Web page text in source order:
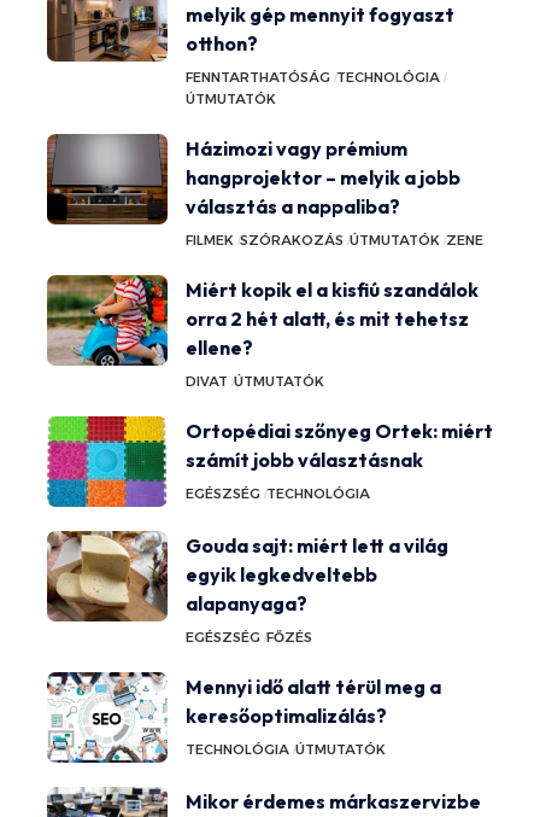
melyik gép mennyit fogyaszt
otthon?
FENNTARTHATÓSÁG TECHNOLÓGIA
ÚTMUTATÓK
Házimozi vagy prémium
hangprojektor – melyik a jobb
választás a nappaliba?
FILMEK SZÓRAKOZÁS ÚTMUTATÓK ZENE
Miért kopik el a kisfiú szandálok
orra 2 hét alatt, és mit tehetsz
ellene?
DIVAT ÚTMUTATÓK
Ortopédiai szőnyeg Ortek: miért
számít jobb választásnak
EGÉSZSÉG TECHNOLÓGIA
Gouda sajt: miért lett a világ
egyik legkedveltebb
alapanyaga?
EGÉSZSÉG FŐZÉS
Mennyi idő alatt térül meg a
keresőoptimalizálás?
TECHNOLÓGIA ÚTMUTATÓK
Mikor érdemes márkaszervizbe